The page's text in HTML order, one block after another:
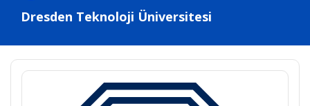
Dresden Teknoloji Üniversitesi